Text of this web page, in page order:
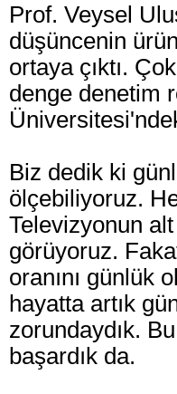
Prof. Veysel
düşüncenin
ortaya çıktı.
denge denetim
Biz dedik ki
ölçebiliyoruz.
Televizyonun
görüyoruz.
oranını günlük
hayatta artık
zorundaydık.
başardık da.